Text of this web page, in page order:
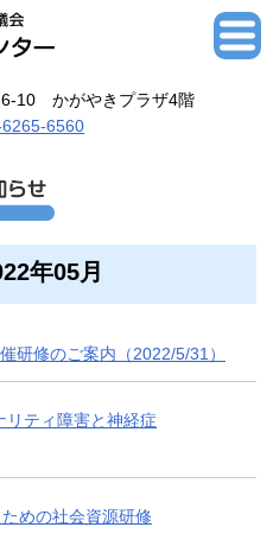
6-10 かがやきプラザ4階
6560
年05月
研修のご案内（2022/5/31）
リティ障害と神経症
めの社会資源研修